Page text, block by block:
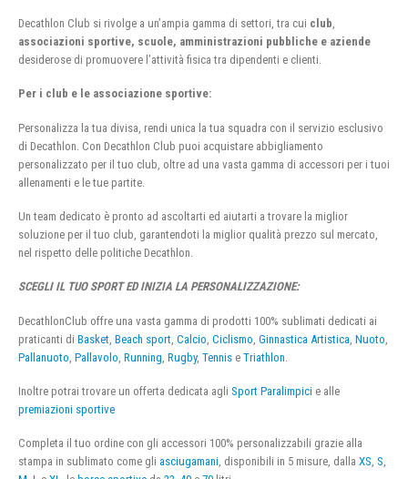
Decathlon Club si rivolge a un’ampia gamma di settori, tra cui club
associazioni sportive, scuole, amministrazioni pubbliche e aziende
desiderose di promuovere l’attività fisica tra dipendenti e clienti.
Per i club e le associazione sportive:
Personalizza la tua divisa, rendi unica la tua squadra con il servizio esclusivo
di Decathlon. Con Decathlon Club puoi acquistare abbigliamento
personalizzato per il tuo club, oltre ad una vasta gamma di accessori per i tuoi
allenamenti e le tue partite.
Un team dedicato è pronto ad ascoltarti ed aiutarti a trovare la miglior
soluzione per il tuo club, garantendoti la miglior qualità prezzo sul mercato,
nel rispetto delle politiche Decathlon.
SCEGLI IL TUO SPORT ED INIZIA LA PERSONALIZZAZIONE:
DecathlonClub offre una vasta gamma di prodotti 100% sublimati dedicati ai
praticanti di Basket Beach sport Calcio Ciclismo Ginnastica Artistica Nuoto
Pallanuoto Pallavolo Running Rugby, Tennis e Triathlon
Inoltre potrai trovare un offerta dedicata agli Sport Paralimpici e alle
premiazioni sportive
Completa il tuo ordine con gli accessori 100% personalizzabili grazie alla
stampa in sublimato come gli asciugamani, disponibili in 5 misure, dalla XS, S,